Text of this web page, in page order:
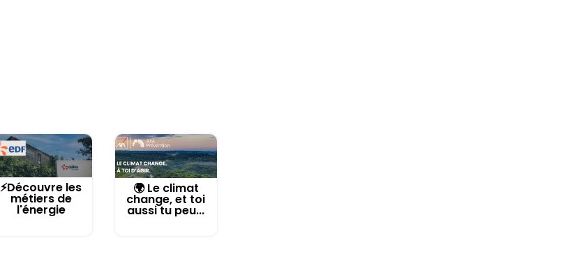
⚡Découvre les
métiers de
l'énergie
🌍 Le climat
change, et toi
aussi tu peu...